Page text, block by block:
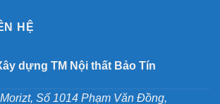
HỆ
dựng TM Nội thất Bảo Tín
Số 1014 Phạm Văn Đồng,